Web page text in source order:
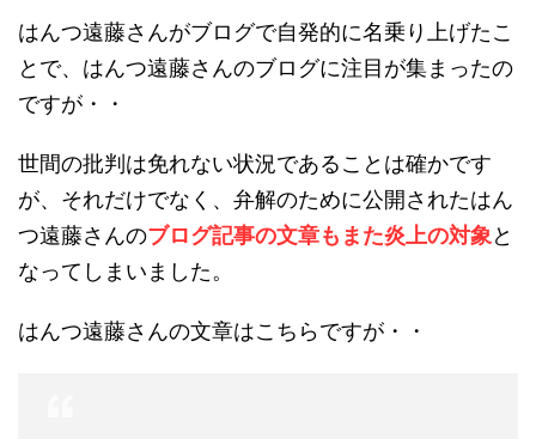
はんつ遠藤さんがブログで自発的に名乗り上げたこ
とで、はんつ遠藤さんのブログに注目が集まったの
ですが・・
世間の批判は免れない状況であることは確かです
が、それだけでなく、弁解のために公開されたはん
つ遠藤さんのブログ記事の文章もまた炎上の対象 と
なってしまいました。
はんつ遠藤さんの文章はこちらですが・・